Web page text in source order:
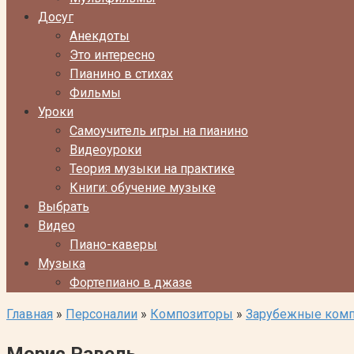
Досуг
Анекдоты
Это интересно
Пианино в стихах
Фильмы
Уроки
Самоучитель игры на пианино
Видеоуроки
Теория музыки на практике
Книги: обучение музыке
Выбрать
Видео
Пиано-каверы
Музыка
Фортепиано в джазе
Главная » Персоналии » Композиторы » Зарубежные